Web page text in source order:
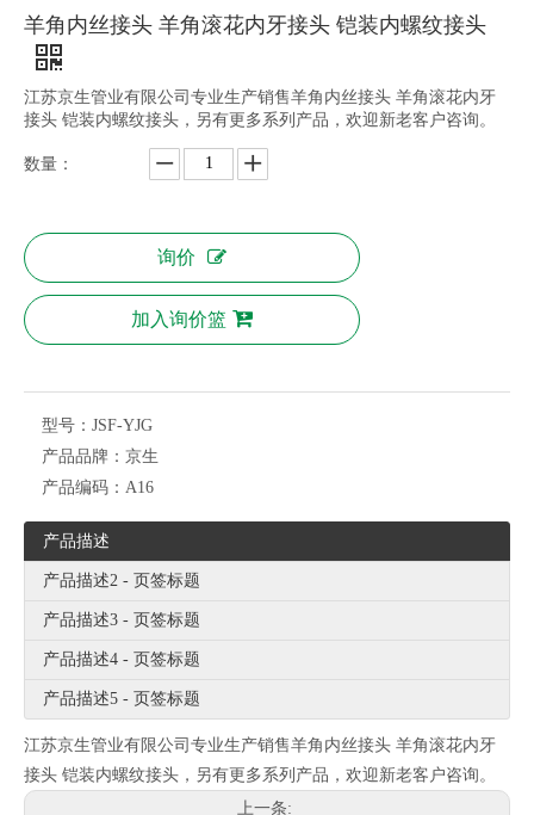
羊角内丝接头 羊角滚花内牙接头 铠装内螺纹接头
江苏京生管业有限公司专业生产销售羊角内丝接头 羊角滚花内牙
接头 铠装内螺纹接头，另有更多系列产品，欢迎新老客户咨询。
数量：
询价
加入询价篮
型号： JSF-YJG
产品品牌： 京生
产品编码： A16
产品描述
产品描述2 - 页签标题
产品描述3 - 页签标题
产品描述4 - 页签标题
产品描述5 - 页签标题
江苏京生管业有限公司专业生产销售羊角内丝接头 羊角滚花内牙
接头 铠装内螺纹接头，另有更多系列产品，欢迎新老客户咨询。
上一条: